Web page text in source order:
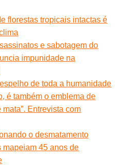
florestas tropicais intactas é
e sabotagem do
impunidade na
de toda a humanidade
é também o emblema de
Entrevista com
o desmatamento
45 anos de